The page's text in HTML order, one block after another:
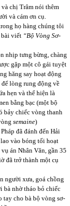
chị Trâm nói thêm
và cám ơn cụ.
họ hàng chúng tôi
bài viết “Bộ Vòng Sơ-
tưng bừng, chàng
gặp một cô gái tuyệt
hăng say hoạt động
lòng rung động về
hẹn và thể hiện là
bằng bạc (một bộ
bảy chiếc vòng thanh
semaine)
đã đánh đến Hải
vào bóng tối hoạt
án Nhân Văn, gần 35
đã trở thành một cụ
người xưa, goá chồng
bà nhờ tháo bỏ chiếc
tay cho bà bộ vòng sơ-